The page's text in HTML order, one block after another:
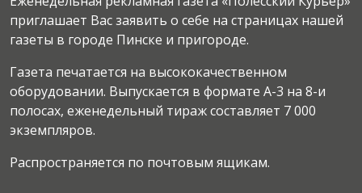
приглашает Вас заявить о себе на страницах нашей
газеты в городе Пинске и пригороде.
Газета печатается на высококачественном
оборудовании. Выпускается в формате А-3 на 8-и
полосах, еженедельный тираж составляет 7 000
экземпляров.
Распространяется по почтовым ящикам.